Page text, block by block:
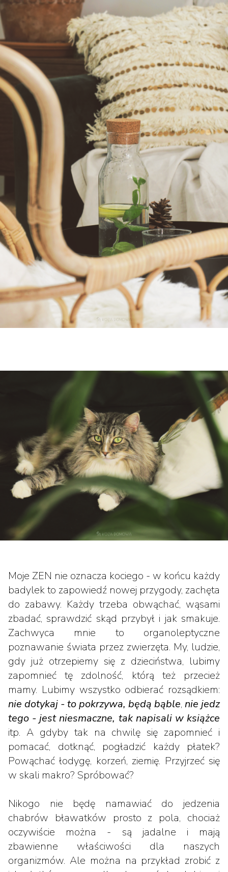
Moje ZEN nie oznacza kociego - w końcu każdy
badylek to zapowiedź nowej przygody, zachęta
do zabawy. Każdy trzeba obwąchać, wąsami
zbadać, sprawdzić skąd przybył i jak smakuje.
Zachwyca mnie to organoleptyczne
poznawanie świata przez zwierzęta. My, ludzie,
gdy już otrzepiemy się z dzieciństwa, lubimy
zapomnieć tę zdolność, którą też przecież
mamy. Lubimy wszystko odbierać rozsądkiem:
nie dotykaj - to pokrzywa, będą bąble, nie jedz
tego - jest niesmaczne, tak napisali w książce
itp. A gdyby tak na chwilę się zapomnieć i
pomacać, dotknąć, pogładzić każdy płatek?
Powąchać łodygę, korzeń, ziemię. Przyjrzeć się
w skali makro? Spróbować?
Nikogo nie będę namawiać do jedzenia
chabrów bławatków prosto z pola, chociaż
oczywiście można - są jadalne i mają
zbawienne właściwości dla naszych
organizmów. Ale można na przykład zrobić z